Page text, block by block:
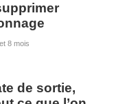
8 mois
de sortie,